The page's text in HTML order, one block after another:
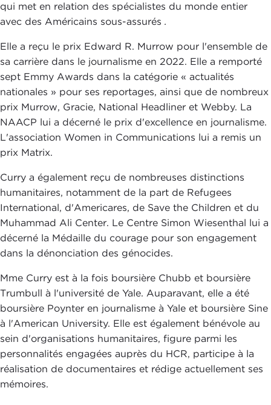
qui met en relation des spécialistes du monde entier
avec des Américains sous-assurés .
Elle a reçu le prix Edward R. Murrow pour l'ensemble de
sa carrière dans le journalisme en 2022. Elle a remporté
sept Emmy Awards dans la catégorie « actualités
nationales » pour ses reportages, ainsi que de nombreux
prix Murrow, Gracie, National Headliner et Webby. La
NAACP lui a décerné le prix d'excellence en journalisme.
L'association Women in Communications lui a remis un
prix Matrix.
Curry a également reçu de nombreuses distinctions
humanitaires, notamment de la part de Refugees
International, d'Americares, de Save the Children et du
Muhammad Ali Center. Le Centre Simon Wiesenthal lui a
décerné la Médaille du courage pour son engagement
dans la dénonciation des génocides.
Mme Curry est à la fois boursière Chubb et boursière
Trumbull à l'université de Yale. Auparavant, elle a été
boursière Poynter en journalisme à Yale et boursière Sine
à l'American University. Elle est également bénévole au
sein d'organisations humanitaires, figure parmi les
personnalités engagées auprès du HCR, participe à la
réalisation de documentaires et rédige actuellement ses
mémoires.